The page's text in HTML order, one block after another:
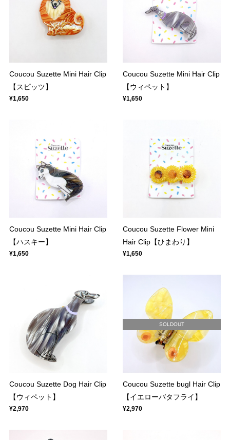
Coucou Suzette Mini Hair Clip
【スピッツ】
¥1,650
Coucou Suzette Mini Hair Clip
【ウィペット】
¥1,650
Coucou Suzette Mini Hair Clip
【ハスキー】
¥1,650
Coucou Suzette Flower Mini
Hair Clip【ひまわり】
¥1,650
Coucou Suzette Dog Hair Clip
【ウィペット】
¥2,970
SOLDOUT
Coucou Suzette bugl Hair Clip
【イエローバタフライ】
¥2,970